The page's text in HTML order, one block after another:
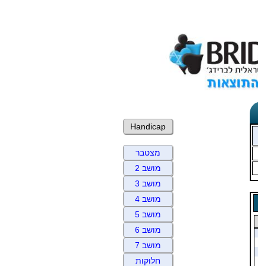
Handicap
מצטבר
מושב 2
מושב 3
מושב 4
מושב 5
מושב 6
מושב 7
חלוקות